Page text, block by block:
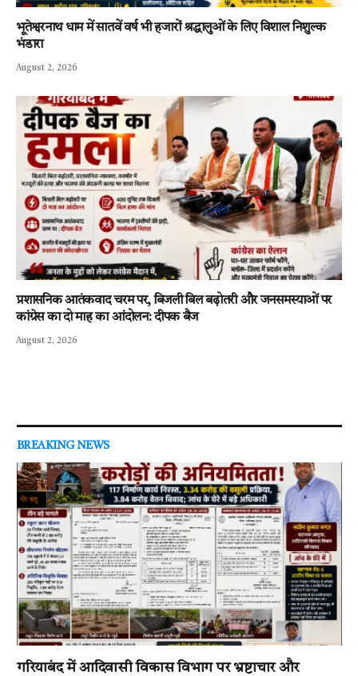
भूतेश्वरनाथ धाम में सातवें वर्ष भी हजारों श्रद्धालुओं के लिए विशाल निशुल्क
भंडारा
August 2, 2026
प्रशासनिक आतंकवाद चरम पर, बिजली बिल बढ़ोतरी और जनसमस्याओं पर
कांग्रेस का दो माह का आंदोलन: दीपक बैज
August 2, 2026
BREAKING NEWS
गरियाबंद में आदिवासी विकास विभाग पर भ्रष्टाचार और